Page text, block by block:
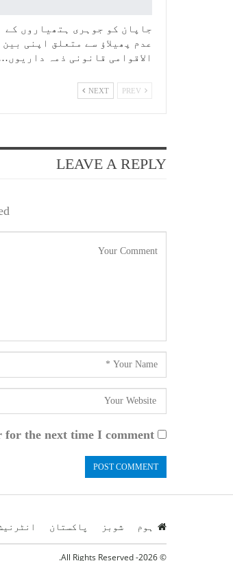
جاپان کو جوہری ہتھیاروں کے
عدم پھیلاؤ سے متعلق اپنی بین
الاقوامی قانونی ذمہ
NEXT
LEAVE A REPLY
for the next time I comment.
ہوم شوبز پاکستان
© 2026- All Rights Reserved.